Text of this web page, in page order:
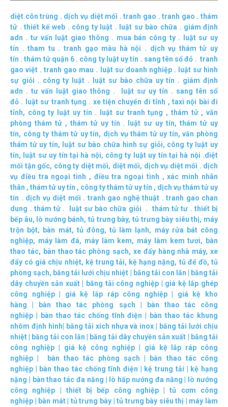
diệt côn trùng . dịch vụ diệt mối .tranh gao .tranh gao .thám
tử . thiết kế web . công ty luật . luật sư bào chữa . giám định
adn .tư vấn luật giao thông . mua bán công ty.
luật sư uy
tín .tham tu .tranh gạo màu hà nội . dịch vụ thám tử uy
tín .thám tử quận 6 . công ty luật uy tín . sang tên sổ đỏ .tranh
gao việt .tranh gao mau . luật sư doanh nghiệp.
luật sư hình
sự giỏi . công ty luật . luật sư bào chữa uy tín . giám định
adn . tư vấn luật giao thông . luật sư uy tín . sang tên sổ
đỏ . luật sư tranh tụng . xe tiện chuyến đi tỉnh , taxi nội bài đi
tỉnh, công ty luật uy tín . luật sư tranh tụng , thám tử,văn
phòng thám tử, thám tử uy tín . luật sư uy tín,thám tử uy
tín, công ty thám tử uy tín, dịch vụ thám tử uy tín,văn phòng
thám tử uy tín, luật sư bào chữa hình sự giỏi, công ty luật uy
tín, luật sư uy tín tại hà nội, công ty luật uy tín tại hà nội .diệt
mối tận gốc, công ty diệt mối, diệt mối, dịch vụ diệt mối . dịch
vụ điều tra ngoại tình , điều tra ngoại tình ,xác minh nhân
thân , thám tử uy tín , công ty thám tử uy tín , dịch vụ thám tử uy
tín . dịch vụ diệt mối . tranh gao nghệ thuật . tranh gao chan
dung . thám tử. luật sư bào chữa giỏi . thám tử tư . thiết bị
bếp âu, lò nướng bánh,tủ trưng bày, tủ trưng bày siêu thị, máy
trộn bột, bàn mát, tủ đông,tủ làm lạnh, máy rửa bát công
nghiệp, máy làm đá, máy làm kem, máy làm kem tươi, bàn
thao tác, bàn thao tác phòng sạch, xe đẩy hàng nhà máy,xe
đẩy có giá chịu nhiệt, kệ trung tải, kệ hạng nặng, tủ để đồ,tủ
phòng sạch, băng tải lưới chịu nhiệt băng tải con lăn
băng tải
dây chuyền sản xuất| băng tải công nghiệp| giá kệ lắp ghép
công nghiệp| giá kệ lắp ráp công nghiệp| giá kệ kho
hàng
bàn thao tác phòng sạch
bàn thao tác công
nghiệp
bàn thao tác chống tĩnh điện
bàn thao tác khung
nhôm định hình
băng tải xích nhựa và inox
băng tải lưới chịu
nhiệt
băng tải con lăn băng tải dây chuyền sản xuất
băng tải
công nghiệp| giá kệ công nghiệp
giá kệ lắp ráp công
nghiệp
bàn thao tác phòng sạch
bàn thao tác công
nghiệp
bàn thao tác chống tĩnh điện kệ trung tải
kệ hạng
nặng
bàn thao tác đa năng lò hấp nướng đa năng
lò nướng
công nghiệp
thiết bị bếp công nghiệp|tủ cơm công
nghiệp
bàn mát| tủ trưng bày|tủ trưng bày siêu thị
máy làm